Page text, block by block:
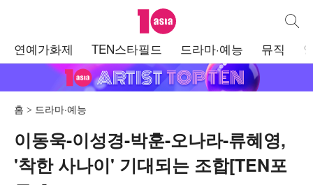
텐아시아 통합
연예가화제 TEN스타필드 드라마·예능 뮤직
홈 드라마·예능
이동욱-이성경-박훈-오나라-류혜영,
'착한 사나이' 기대되는 조합[TEN포